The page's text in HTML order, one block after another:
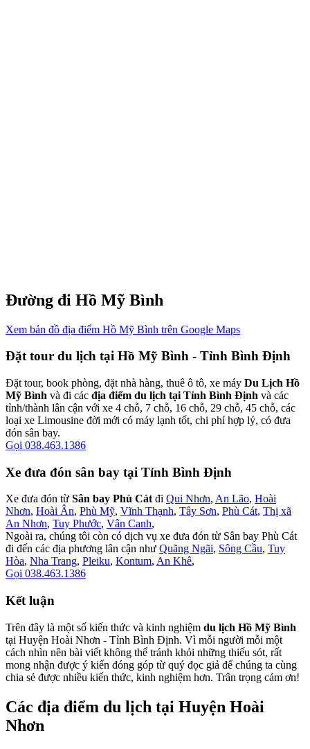
Đường đi Hồ Mỹ Bình
Xem bản đồ địa điểm Hồ Mỹ Bình trên Google Maps
Đặt tour du lịch tại Hồ Mỹ Bình - Tỉnh Bình Định
Đặt tour, book phòng, đặt nhà hàng, thuê ô tô, xe máy Du Lịch Hồ
Mỹ Bình và đi các địa điểm du lịch tại Tỉnh Bình Định và các
tỉnh/thành lân cận với xe 4 chỗ, 7 chỗ, 16 chỗ, 29 chỗ, 45 chỗ, các
loại xe Limousine đời mới có máy lạnh tốt, chi phí hợp lý, có đưa
đón sân bay.
Gọi 038.463.1386
Xe đưa đón sân bay tại Tỉnh Bình Định
Xe đưa đón từ Sân bay Phù Cát đi Qui Nhơn, An Lão, Hoài
Nhơn, Hoài Ân, Phù Mỹ, Vĩnh Thạnh, Tây Sơn, Phù Cát, Thị xã
An Nhơn, Tuy Phước, Vân Canh,
Ngoài ra, chúng tôi còn có dịch vụ xe đưa đón từ Sân bay Phù Cát
đi đến các địa phương lân cận như Quãng Ngãi, Sông Cầu, Tuy
Hòa, Nha Trang, Pleiku, Kontum, An Khê,
Gọi 038.463.1386
Kết luận
Trên đây là một số kiến thức và kinh nghiệm du lịch Hồ Mỹ Bình
tại Huyện Hoài Nhơn - Tỉnh Bình Định. Vì mỗi người mỗi một
cách nhìn nên bài viết không thể tránh khỏi những thiếu sót, rất
mong nhận được ý kiến đóng góp từ quý đọc giả để chúng ta cùng
chia sẻ được nhiều kiến thức, kinh nghiệm hơn. Trân trọng cảm ơn!
Các địa điểm du lịch tại Huyện Hoài
Nhơn